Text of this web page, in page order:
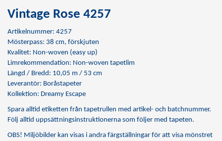
Vintage Rose 4257
Artikelnummer: 4257
Mösterpass: 38 cm, förskjuten
Kvalitet: Non-woven (easy up)
Limrekommendation: Non-woven tapetlim
Längd / Bredd: 10,05 m / 53 cm
Leverantör: Boråstapeter
Kollektion: Dreamy Escape
Spara alltid etiketten från tapetrullen med artikel- och batchnummer.
Följ alltid uppsättningsinstruktionerna som följer med tapeten.
OBS! Miljöbilder kan visas i andra färgställningar för att visa mönstret